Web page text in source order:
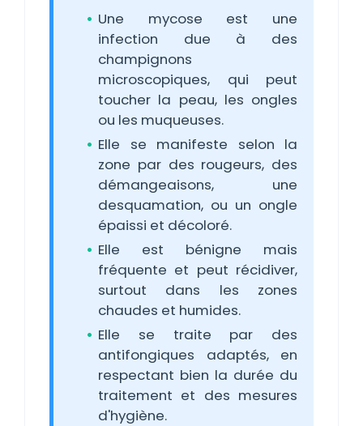
Une mycose est une
infection due à des
champignons
microscopiques, qui peut
toucher la peau, les ongles
ou les muqueuses.
Elle se manifeste selon la
zone par des rougeurs, des
démangeaisons, une
desquamation, ou un ongle
épaissi et décoloré.
Elle est bénigne mais
fréquente et peut récidiver,
surtout dans les zones
chaudes et humides.
Elle se traite par des
antifongiques adaptés, en
respectant bien la durée du
traitement et des mesures
d'hygiène.